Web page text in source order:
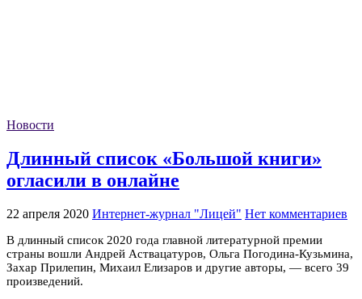
Новости
Длинный список «Большой книги»
огласили в онлайне
22 апреля 2020 Интернет-журнал "Лицей" Нет комментариев
В длинный список 2020 года главной литературной премии
страны вошли Андрей Аствацатуров, Ольга Погодина-Кузьмина,
Захар Прилепин, Михаил Елизаров и другие авторы, — всего 39
произведений.